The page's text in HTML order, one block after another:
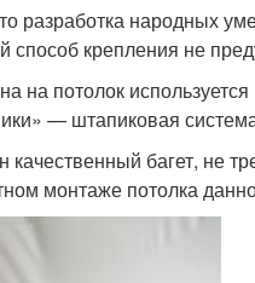
разработка народных
способ крепления не
на потолок
— штапиковая
багет, не
монтаже потолка